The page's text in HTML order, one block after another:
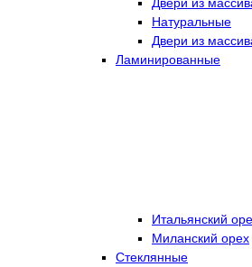
Натуральные
Двери из
Ламинированные
Итальянский
Миланский орех
Стеклянные